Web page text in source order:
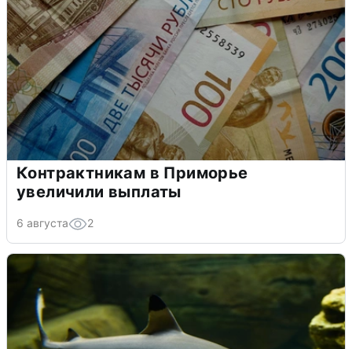
Контрактникам в Приморье
увеличили выплаты
6 августа 2